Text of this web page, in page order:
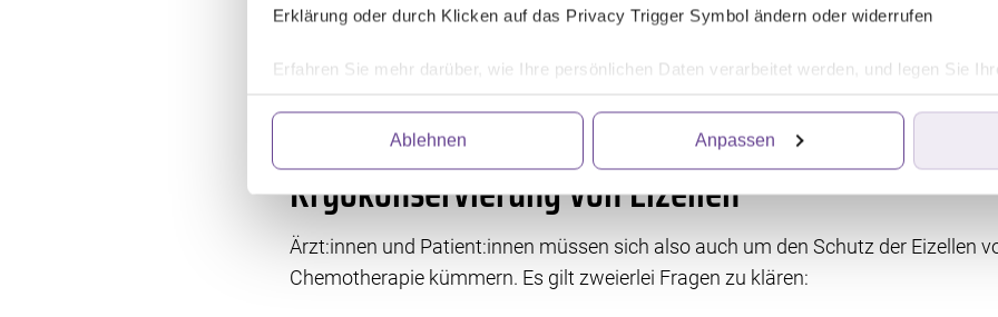
Erklärung oder durch Klicken auf das Privacy Trigger Symbol ändern oder widerrufen
Erfahren Sie mehr darüber, wie Ihre persönlichen Daten verarbeitet werden, und legen Sie
Wir verwenden Dienste von Drittanbietern, die Informationen im Endgerät eines
abrufen. Anschließend verarbeiten wir die Informationen weiter. Dies alles hilft uns, unsere
und fortlaufend zu verbessern. Für die Speicherung, den Abruf und die Verarbeitung
klicken. Weitere Informationen finden Sie in unserer Datenschutzerklärung.
Ablehnen Anpassen
nur die Krebszellen, sondern auch die Eizellen zu zerstören oder so stark zu
besitzt, kann eine Chemotherapie auch zu andauernder Unfruchtbarkeit führen.
für die Strahlentherapie, die bei Eierstockkrebs allerdings eine untergeordnete
Kryokonservierung von Eizellen
Ärzt:innen und Patient:innen müssen sich also auch um den Schutz der Eizellen
Chemotherapie kümmern. Es gilt zweierlei Fragen zu klären: